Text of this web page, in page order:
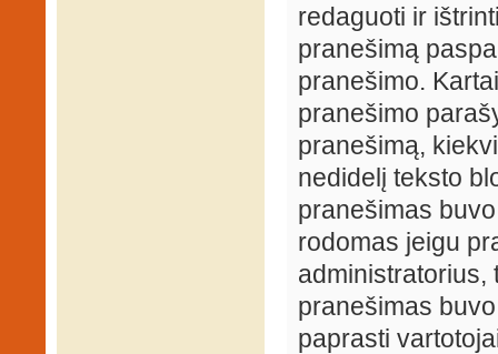
redaguoti ir
pranešimą
pranešimo.
pranešimo
pranešimą,
nedidelį teksto
pranešimas
rodomas jeigu
administratorius,
pranešimas
paprasti